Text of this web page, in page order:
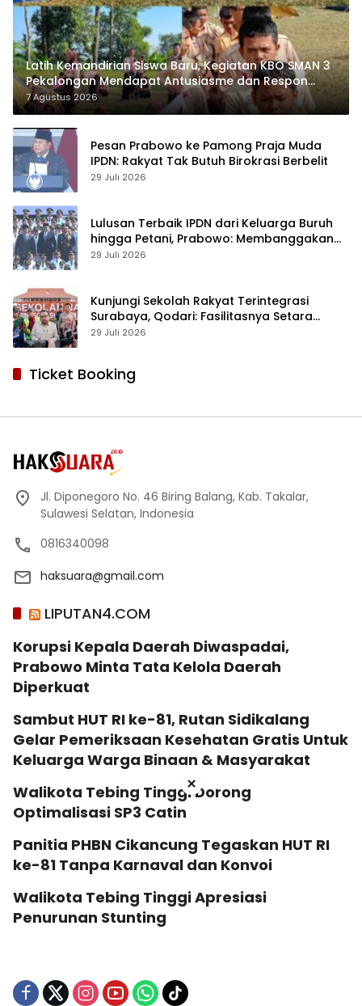
Latih Kemandirian Siswa Baru, Kegiatan KBO SMAN 3
Pekalongan Mendapat Antusiasme dan Respon
Positif Orang Tua Murid
7 Agustus 2026
Pesan Prabowo ke Pamong Praja Muda
IPDN: Rakyat Tak Butuh Birokrasi Berbelit
29 Juli 2026
Lulusan Terbaik IPDN dari Keluarga Buruh
hingga Petani, Prabowo: Membanggakan
Hati Saya
29 Juli 2026
Kunjungi Sekolah Rakyat Terintegrasi
Surabaya, Qodari: Fasilitasnya Setara
Sekolah Swasta Terbaik
29 Juli 2026
Ticket Booking
Jl. Diponegoro No. 46 Biring Balang, Kab. Takalar,
Sulawesi Selatan, Indonesia
0816340098
haksuara@gmail.com
LIPUTAN4.COM
Korupsi Kepala Daerah Diwaspadai,
Prabowo Minta Tata Kelola Daerah
Diperkuat
Sambut HUT RI ke-81, Rutan Sidikalang
Gelar Pemeriksaan Kesehatan Gratis Untuk
Keluarga Warga Binaan & Masyarakat
Walikota Tebing Tinggi Dorong
Optimalisasi SP3 Catin
Panitia PHBN Cikancung Tegaskan HUT RI
ke-81 Tanpa Karnaval dan Konvoi
Walikota Tebing Tinggi Apresiasi
Penurunan Stunting
×